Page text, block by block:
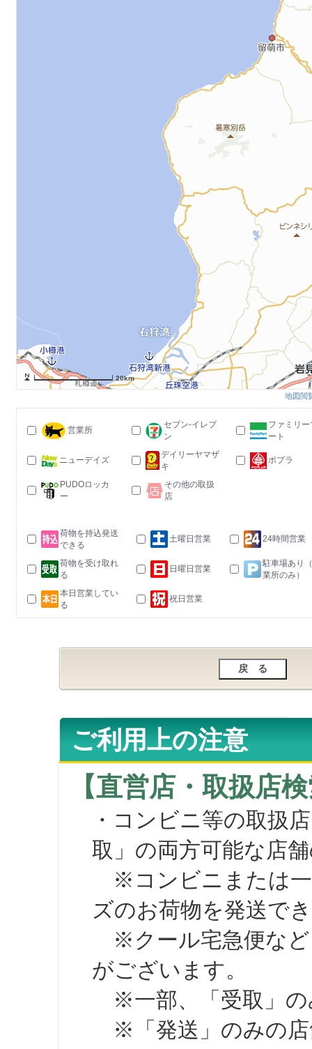
20km
地図閲
営業所
セブン-イレブ
ン
ファミリー
ート
ニューデイズ
デイリーヤマザ
キ
ポプラ
PUDOロッカ
ー
その他の取扱
店
荷物を持込発送
できる
土曜日営業 24時間営業
荷物を受け取れ
る
日曜日営業
駐車場あり
業所のみ）
本日営業してい
る
祝日営業
ご利用上の注意
【直営店・取扱店
・コンビニ等の取扱
取」の両方可能な店
※コンビニまたは一
ズのお荷物を発送で
※クール宅急便など
がございます。
※一部、「受取」の
※「発送」のみの店